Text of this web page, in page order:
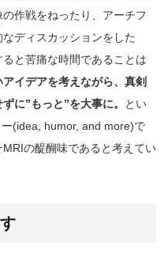
作戦をねったり、アーチフ
ディスカッションをした
と苦痛な時間であることは
イデアを考えながら、真剣
に”もっと”を大事に。
とい
(idea, humor, and more)で
の醍醐味であると考えてい